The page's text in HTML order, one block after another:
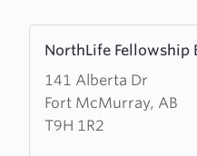
NorthLife Fellowship
141 Alberta Dr
Fort McMurray, AB
T9H 1R2
more
about
NorthLife
Fellowship